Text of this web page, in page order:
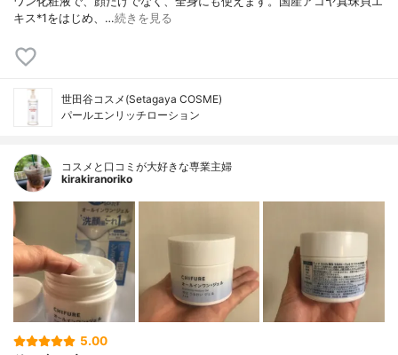
キス*1をはじめ、…続きを見る
世田谷コスメ(Setagaya COSME)
パールエンリッチローション
コスメと口コミが大好きな専業主婦
kirakiranoriko
5.00